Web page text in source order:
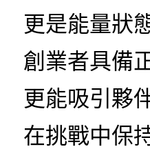
更是能量狀
創業者具備
更能吸引夥
在挑戰中保